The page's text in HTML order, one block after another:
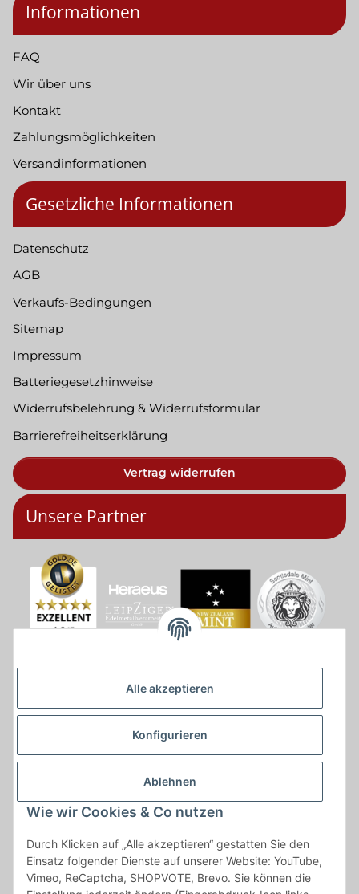
Alle akzeptieren
Konfigurieren
Ablehnen
Wie wir Cookies & Co nutzen
Durch Klicken auf „Alle akzeptieren“ gestatten Sie den
Einsatz folgender Dienste auf unserer Website: YouTube,
Vimeo, ReCaptcha, SHOPVOTE, Brevo. Sie können die
Informationen
FAQ
Wir über uns
Kontakt
Zahlungsmöglichkeiten
Versandinformationen
Gesetzliche Informationen
Datenschutz
AGB
Verkaufs-Bedingungen
Sitemap
Impressum
Batteriegesetzhinweise
Widerrufsbelehrung & Widerrufsformular
Barrierefreiheitserklärung
Vertrag widerrufen
Unsere Partner
* * Lieferzeiten gelten ab Zahlungseingang und innerhalb
Deutschland.Irrtümer vorbehalten. Angaben zur
Auflagenhöhe, Durchmesser, etc. werden nicht garantiert. Der